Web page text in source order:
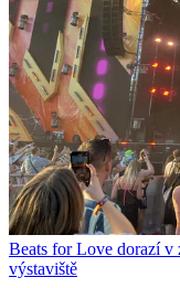
Beats for Love dorazí v
výstaviště